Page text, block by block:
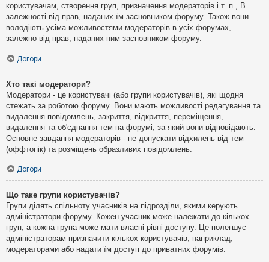
користувачам, створення груп, призначення модераторів і т. п., В
залежності від прав, наданих їм засновником форуму. Також вони
володіють усіма можливостями модераторів в усіх форумах,
залежно від прав, наданих ним засновником форуму.
Догори
Хто такі модератори?
Модератори - це користувачі (або групи користувачів), які щодня
стежать за роботою форуму. Вони мають можливості редагування та
видалення повідомлень, закриття, відкриття, переміщення,
видалення та об'єднання тем на форумі, за який вони відповідають.
Основне завдання модераторів - не допускати відхилень від тем
(оффтопік) та розміщень образливих повідомлень.
Догори
Що таке групи користувачів?
Групи ділять спільноту учасників на підрозділи, якими керують
адміністратори форуму. Кожен учасник може належати до кількох
груп, а кожна група може мати власні рівні доступу. Це полегшує
адміністраторам призначити кількох користувачів, наприклад,
модераторами або надати їм доступ до приватних форумів.